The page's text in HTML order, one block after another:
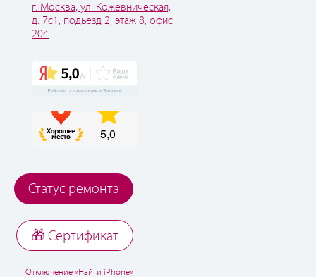
г. Москва, ул. Кожевническая,
д. 7с1, подьезд 2, этаж 8, офис
204
Статус ремонта
🎁 Cертификат
Отключение «Найти iPhone»